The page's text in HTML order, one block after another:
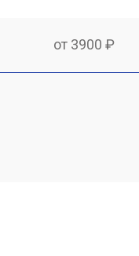
от 3900 ₽